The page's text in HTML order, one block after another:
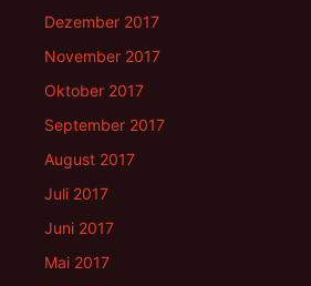
Dezember 2017
November 2017
Oktober 2017
September 2017
August 2017
Juli 2017
Juni 2017
Mai 2017